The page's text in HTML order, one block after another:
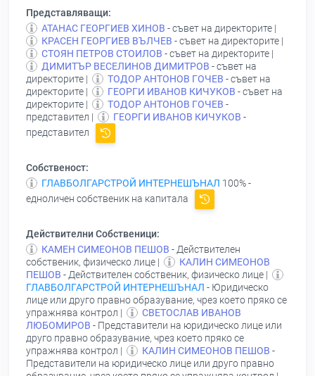
Представляващи:
АТАНАС ГЕОРГИЕВ ХИНОВ - съвет на директорите |
КРАСЕН ГЕОРГИЕВ ВЪЛЧЕВ - съвет на директорите |
СТОЯН ПЕТРОВ СТОИЛОВ - съвет на директорите |
ДИМИТЪР ВЕСЕЛИНОВ ДИМИТРОВ - съвет на
директорите |
ТОДОР АНТОНОВ ГОЧЕВ - съвет на
директорите |
ГЕОРГИ ИВАНОВ КИЧУКОВ - съвет на
директорите |
ТОДОР АНТОНОВ ГОЧЕВ -
представител |
ГЕОРГИ ИВАНОВ КИЧУКОВ -
представител
Собственост:
ГЛАВБОЛГАРСТРОЙ ИНТЕРНЕШЪНАЛ 100% -
едноличен собственик на капитала
Действителни Собственици:
КАМЕН СИМЕОНОВ ПЕШОВ - Действителен
собственик, физическо лице |
КАЛИН СИМЕОНОВ
ПЕШОВ - Действителен собственик, физическо лице |
ГЛАВБОЛГАРСТРОЙ ИНТЕРНЕШЪНАЛ - Юридическо
лице или друго правно образувание, чрез което пряко се
упражнява контрол |
СВЕТОСЛАВ ИВАНОВ
ЛЮБОМИРОВ - Представители на юридическо лице или
друго правно образувание, чрез което пряко се
упражнява контрол |
КАЛИН СИМЕОНОВ ПЕШОВ -
Представители на юридическо лице или друго правно